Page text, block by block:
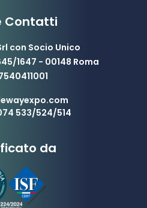
Contatti
con Socio Unico
1647 - 00148 Roma
533/524/514
da